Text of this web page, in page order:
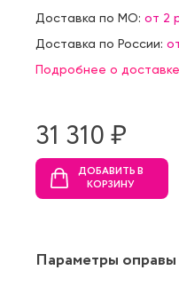
Доставка по МО: от 2
Доставка по России:
Подробнее о доставке
31 310 ₷
ДОБАВИТЬ В
КОРЗИНУ
Параметры оправы